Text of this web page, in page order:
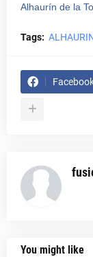
Alhaurín de la
Tags:
You might like